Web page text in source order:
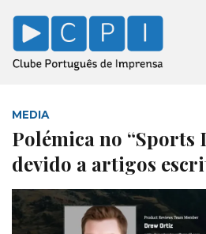
MEDIA
Polémica no “Sports
devido a artigos